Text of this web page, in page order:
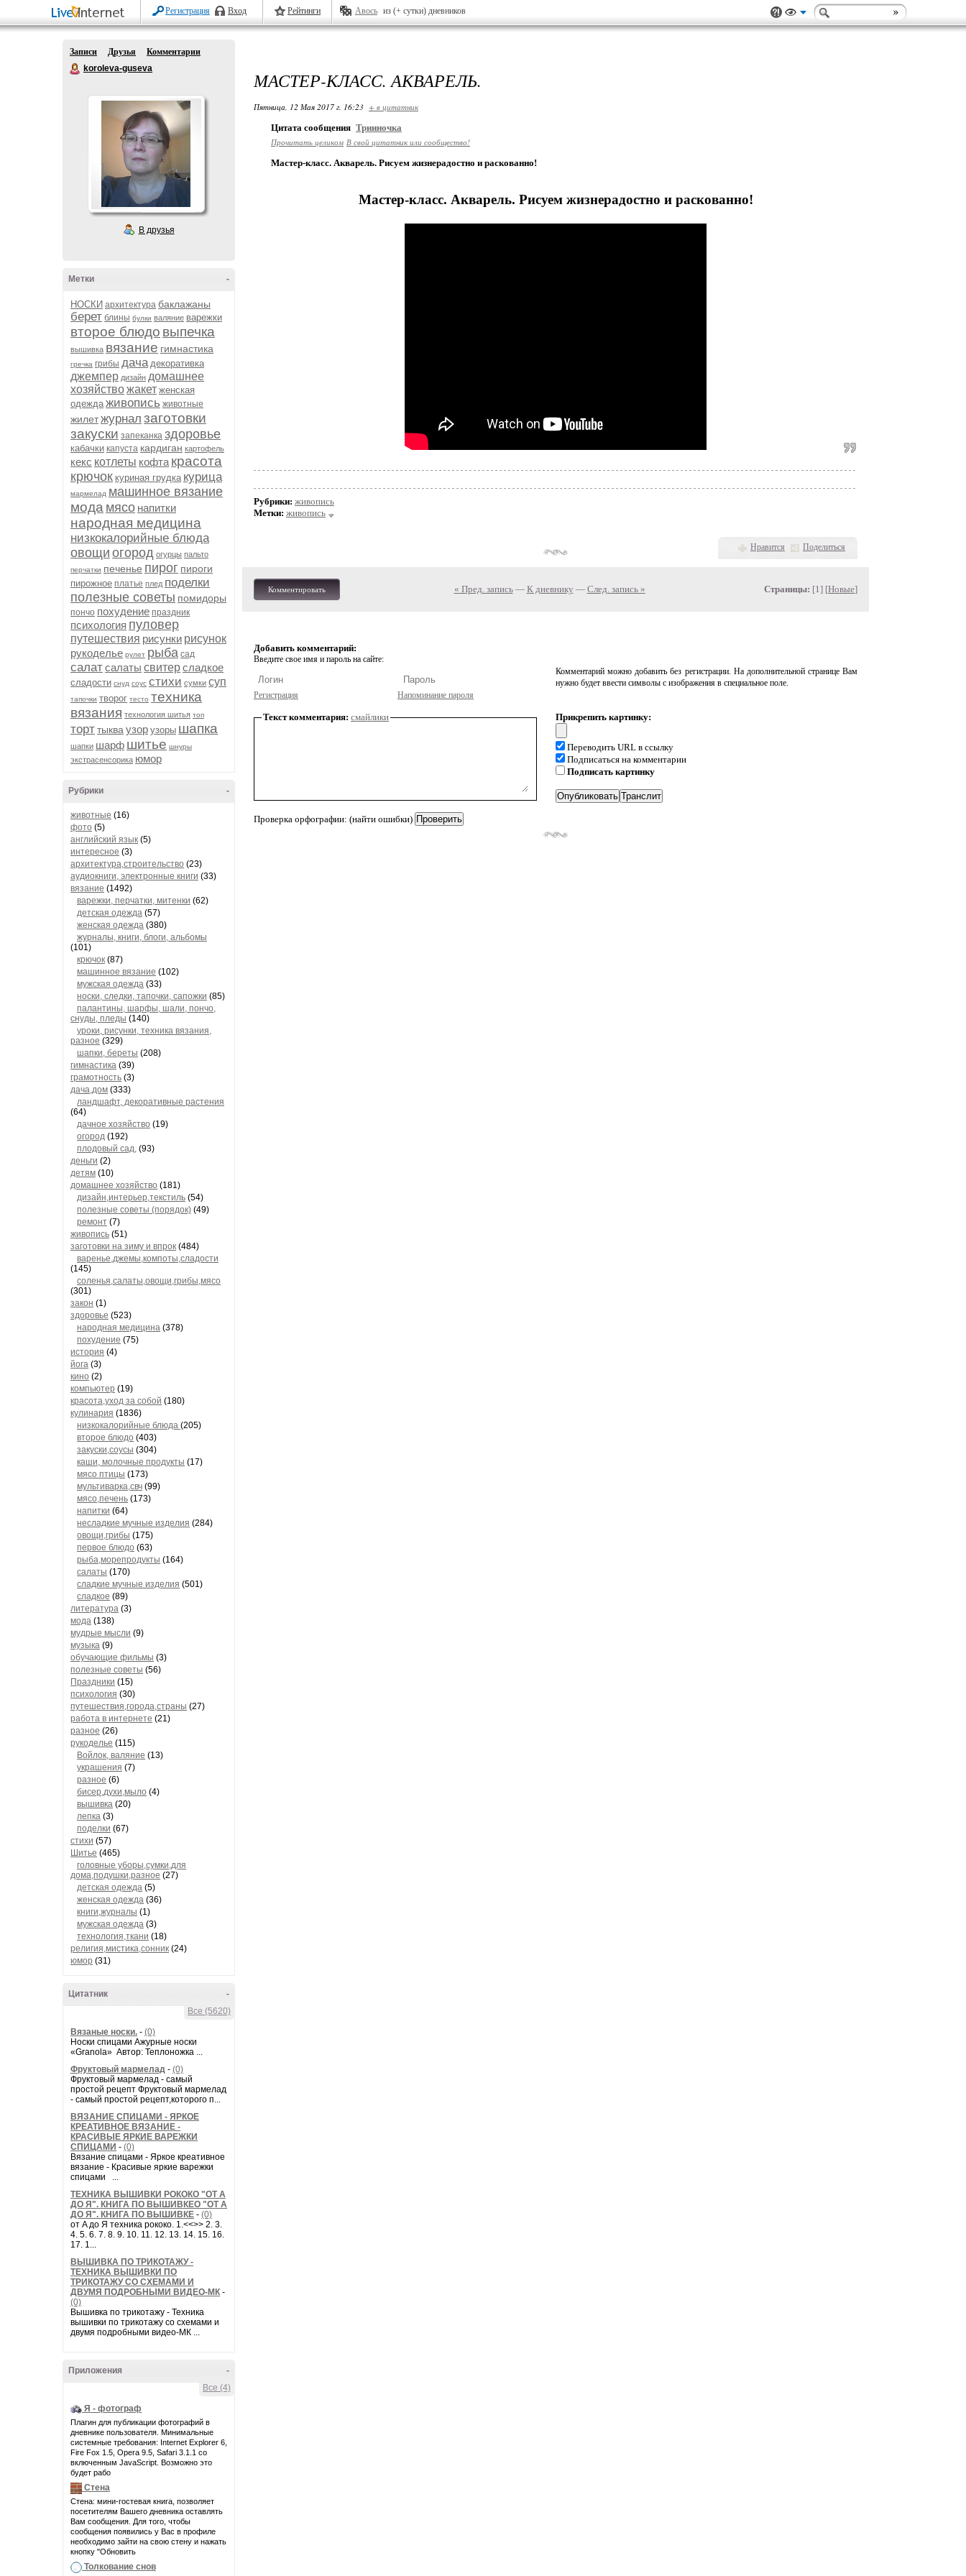
Регистрация Вход Рейтинги Авось из (+ сутки) дневников
Записи Друзья
Комментарии
koroleva-guseva
В друзья
-
Метки
НОСКИ архитектура баклажаны
берет блины булки валяние варежки
второе блюдо выпечка
вышивка вязание гимнастика
гречка грибы дача декоративка
джемпер дизайн домашнее
хозяйствожакет женская
одежда живопись животные
жилетжурнал заготовки
закуски запеканка здоровье
кабачки капуста кардиган картофель
кекс котлеты кофта красота
крючок куриная грудка курица
мармелад машинное вязание
мода мясо напитки
народная медицина
низкокалорийные блюда
овощи огород огурцы пальто
перчатки печенье пирог пироги
пирожное платье плед поделки
полезные советы помидоры
пончо похудение праздник
психология пуловер
путешествия рисунки рисунок
рукоделье рулет рыба сад
салатсалаты свитерсладкое
сладости снуд соус стихи сумки суп
тапочки творог тесто техника
вязания технология шитья топ
торттыква узор узоры шапка
шапки шарф шитье шнуры
экстрасенсорика юмор
-
Рубрики
животные (16)
фото (5)
английский язык (5)
интересное (3)
архитектура,строительство (23)
аудиокниги, электронные книги (33)
вязание (1492)
варежки, перчатки, митенки (62)
детская одежда (57)
женская одежда (380)
журналы, книги, блоги, альбомы
(101)
крючок (87)
машинное вязание (102)
мужская одежда (33)
носки, следки, тапочки, сапожки (85)
палантины, шарфы, шали, пончо,
снуды, пледы (140)
уроки, рисунки, техника вязания,
разное (329)
шапки, береты (208)
гимнастика (39)
грамотность (3)
дача,дом (333)
ландшафт, декоративные растения
(64)
дачное хозяйство (19)
огород (192)
плодовый сад, (93)
деньги (2)
детям (10)
домашнее хозяйство (181)
дизайн,интерьер,текстиль (54)
полезные советы (порядок) (49)
ремонт (7)
живопись (51)
заготовки на зиму и впрок (484)
варенье,джемы,компоты,сладости
(145)
соленья,салаты,овощи,грибы,мясо
(301)
закон (1)
здоровье (523)
народная медицина (378)
похудение (75)
история (4)
йога (3)
кино (2)
компьютер (19)
красота,уход за собой (180)
кулинария (1836)
низкокалорийные блюда (205)
второе блюдо (403)
закуски,соусы (304)
каши, молочные продукты (17)
мясо птицы (173)
мультиварка,свч (99)
мясо,печень (173)
напитки (64)
несладкие мучные изделия (284)
овощи,грибы (175)
первое блюдо (63)
рыба,морепродукты (164)
салаты (170)
сладкие мучные изделия (501)
сладкое (89)
литература (3)
мода (138)
мудрые мысли (9)
музыка (9)
обучающие фильмы (3)
полезные советы (56)
Праздники (15)
психология (30)
путешествия,города,страны (27)
работа в интернете (21)
разное (26)
рукоделье (115)
Войлок, валяние (13)
украшения (7)
разное (6)
бисер,духи,мыло (4)
вышивка (20)
лепка (3)
поделки (67)
стихи (57)
Шитье (465)
головные уборы,сумки,для
дома,подушки,разное (27)
детская одежда (5)
женская одежда (36)
книги,журналы (1)
мужская одежда (3)
технология,ткани (18)
религия,мистика,сонник (24)
юмор (31)
-
Цитатник
Все (5620)
Вязаные носки. - (0)
Носки спицами Ажурные носки
«Granola» Автор: Теплоножка ...
Фруктовый мармелад - (0)
Фруктовый мармелад - самый
простой рецепт Фруктовый мармелад
- самый простой рецепт,которого п...
ВЯЗАНИЕ СПИЦАМИ - ЯРКОЕ
КРЕАТИВНОЕ ВЯЗАНИЕ -
КРАСИВЫЕ ЯРКИЕ ВАРЕЖКИ
СПИЦАМИ - (0)
Вязание спицами - Яркое креативное
вязание - Красивые яркие варежки
спицами ...
ТЕХНИКА ВЫШИВКИ РОКОКО "ОТ А
ДО Я". КНИГА ПО ВЫШИВКЕО "ОТ А
ДО Я". КНИГА ПО ВЫШИВКЕ - (0)
от A до Я техника рококо. 1.<<>> 2. 3.
4. 5. 6. 7. 8. 9. 10. 11. 12. 13. 14. 15. 16.
17. 1...
ВЫШИВКА ПО ТРИКОТАЖУ -
ТЕХНИКА ВЫШИВКИ ПО
ТРИКОТАЖУ СО СХЕМАМИ И
ДВУМЯ ПОДРОБНЫМИ ВИДЕО-МК -
(0)
Вышивка по трикотажу - Техника
вышивки по трикотажу со схемами и
двумя подробными видео-МК ...
-
Приложения
Все (4)
Я - фотограф
Плагин для публикации фотографий в
дневнике пользователя. Минимальные
системные требования: Internet Explorer 6,
Fire Fox 1.5, Opera 9.5, Safari 3.1.1 со
включенным JavaScript. Возможно это
будет рабо
Стена
Стена: мини-гостевая книга, позволяет
посетителям Вашего дневника оставлять
Вам сообщения. Для того, чтобы
сообщения появились у Вас в профиле
необходимо зайти на свою стену и нажать
кнопку "Обновить
Толкование снов
МАСТЕР-КЛАСС. АКВАРЕЛЬ.
Пятница, 12 Мая 2017 г. 16:23 + в цитатник
Цитата сообщения Трииночка
Прочитать целиком В свой цитатник или сообщество!
Мастер-класс. Акварель. Рисуем жизнерадостно и раскованно!
Мастер-класс. Акварель. Рисуем жизнерадостно и раскованно!
Рубрики: живопись
Метки: живопись
Нравится Поделиться
Комментировать « Пред. запись— К дневнику — След. запись » Страницы: [1] [Новые]
Добавить комментарий:
Введите свое имя и пароль на сайте:
Регистрация Напоминание пароля
Комментарий можно добавить без регистрации. На дополнительной странице Вам
нужно будет ввести символы с изображения в специальное поле.
Текст комментария: смайлики
Проверка орфографии: (найти ошибки)
Прикрепить картинку:
Переводить URL в ссылку
Подписаться на комментарии
Подписать картинку